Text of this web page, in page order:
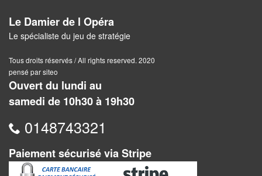
Pour
les
Pour
la
famille
Pour
les
initiés
Le Damier de l Opéra
Le spécialiste du jeu de stratégie
Tous droits réservés / All rights reserved. 2020
pensé par siteo
Ouvert du lundi au
samedi de 10h30 à 19h30
0148743321
Paiement sécurisé via Stripe